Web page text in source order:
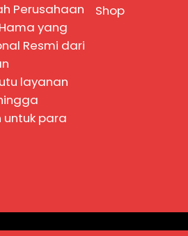
Perusahaan
yang
Resmi dari
layanan
para
Shop